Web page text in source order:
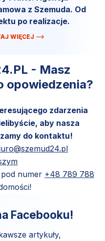
z Szemuda. Od
po realizacje.
WIĘCEJ
- Masz
opowiedzenia?
zdarzenia
aby nasza
do kontaktu!
numer +48 789 788
Facebooku!
artykuły,